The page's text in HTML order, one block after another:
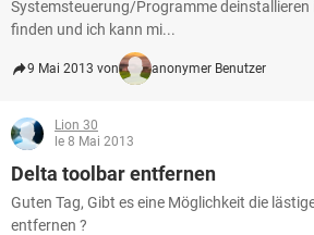
Systemsteuerung/Programme
finden und ich kann mi...
9 Mai 2013 von anonymer Benutzer
Lion 30
le 8 Mai 2013
Delta toolbar entfernen
Guten Tag, Gibt es eine Möglichkeit die
entfernen ?